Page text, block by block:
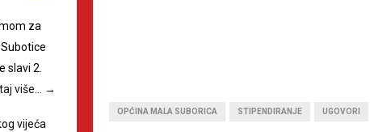
OPĆINA MALA SUBORICA STIPENDIRANJE UGOVORI
za
slavi 2.
više… →
vijeća